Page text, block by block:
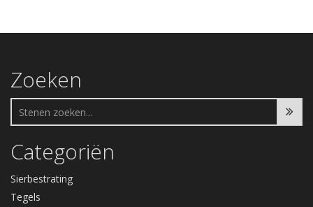
Zoeken
Categoriën
Sierbestrating
Tegels